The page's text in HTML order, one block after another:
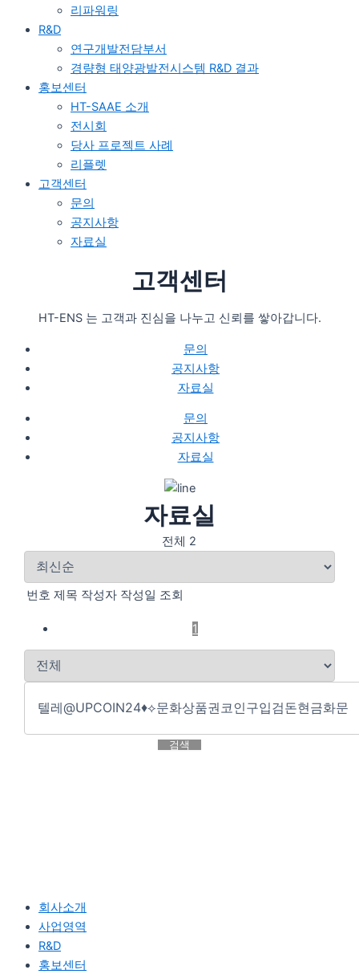
리파워링
R&D
연구개발전담부서
경량형 태양광발전시스템 R&D 결과
홍보센터
HT-SAAE 소개
전시회
당사 프로젝트 사례
리플렛
고객센터
문의
공지사항
자료실
고객센터
HT-ENS 는 고객과 진심을 나누고 신뢰를 쌓아갑니다.
문의
공지사항
자료실
문의
공지사항
자료실
자료실
전체 2
번호 제목 작성자 작성일 조회
1
검색
회사소개
사업영역
R&D
홍보센터